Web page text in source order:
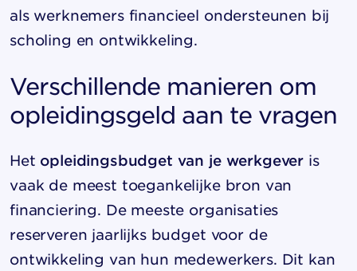
als werknemers financieel ondersteunen bij
scholing en ontwikkeling.
Verschillende manieren om
opleidingsgeld aan te vragen
Het opleidingsbudget van je werkgever is
vaak de meest toegankelijke bron van
financiering. De meeste organisaties
reserveren jaarlijks budget voor de
ontwikkeling van hun medewerkers. Dit kan